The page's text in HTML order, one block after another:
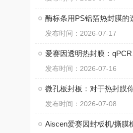
酶标条用PS铝箔热封膜的
发布时间：2026-07-17
发布时间：2026-07-16
微孔板封板：对于热封膜
发布时间：2026-07-08